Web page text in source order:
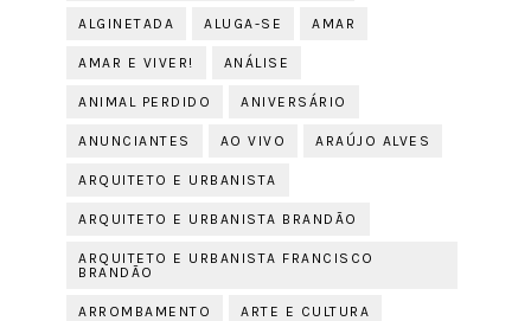
ALGINETADA ALUGA-SE AMAR
AMAR E VIVER! ANÁLISE
ANIMAL PERDIDO ANIVERSÁRIO
ANUNCIANTES AO VIVO ARAÚJO ALVES
ARQUITETO E URBANISTA
ARQUITETO E URBANISTA BRANDÃO
ARQUITETO E URBANISTA FRANCISCO
BRANDÃO
ARROMBAMENTO ARTE E CULTURA